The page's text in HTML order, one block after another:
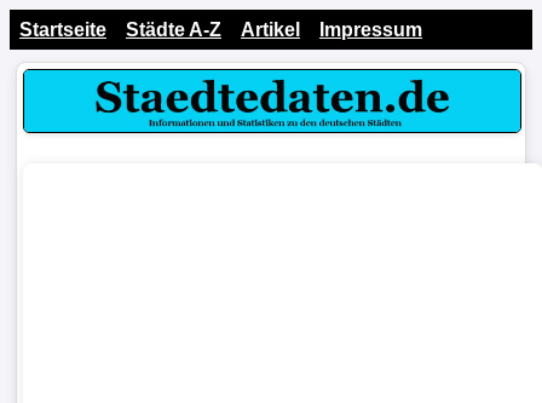
Startseite Städte A-Z Artikel Impressum